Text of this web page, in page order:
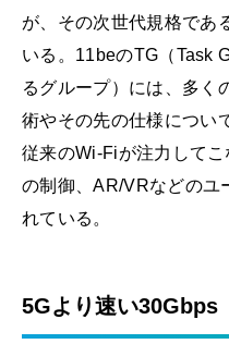
が、その次世代規格であ
いる。11beのTG（Task
るグループ）には、多く
術やその先の仕様につい
従来のWi-Fiが注力して
の制御、AR/VRなどのユ
れている。
5Gより速い30Gbps